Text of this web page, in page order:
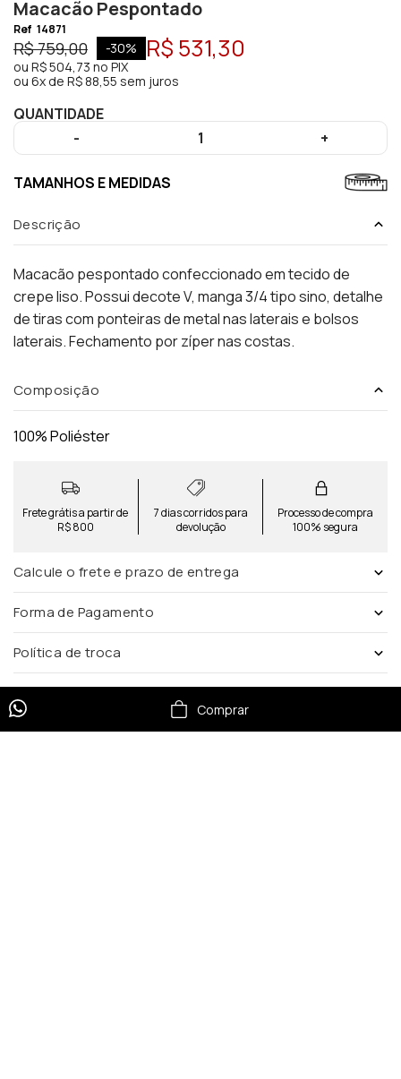
Macacão Pespontado
Ref 14871
R$ 759,00 -30% R$ 531,30
ou R$ 504,73 no PIX
ou 6x de R$ 88,55 sem juros
QUANTIDADE
-
1 +
TAMANHOS E MEDIDAS
Descrição
Macacão pespontado confeccionado em tecido de
crepe liso. Possui decote V, manga 3/4 tipo sino, detalhe
de tiras com ponteiras de metal nas laterais e bolsos
laterais. Fechamento por zíper nas costas.
Composição
100% Poliéster
Frete grátis a partir de
R$ 800
7 dias corridos para
devolução
Processo de compra
100% segura
Calcule o frete e prazo de entrega
Forma de Pagamento
Política de troca
Comprar